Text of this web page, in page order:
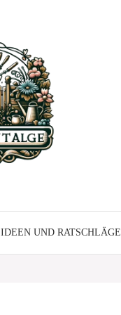
IDEEN UND RATSCHLÄGE